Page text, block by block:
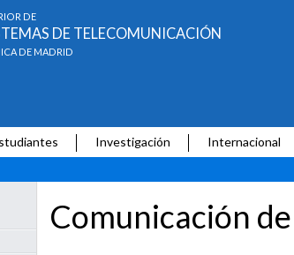
DE
DE TELECOMUNICACIÓN
DE MADRID
Investigación Internacional
Comunicación de